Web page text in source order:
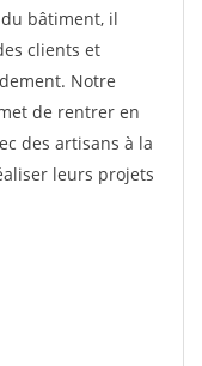
bâtiment, il
clients et
Notre
de rentrer en
des artisans à la
leurs projets